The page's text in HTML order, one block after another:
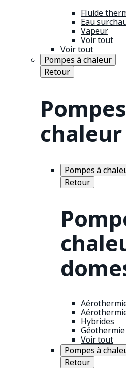
Fluide
Eau
Vapeur
Voir tout
Voir tout
Pompes à chaleur
Retour
chaleur
Pompes à
Retour
Hybrides
Géothermie
Voir tout
Pompes à
Retour